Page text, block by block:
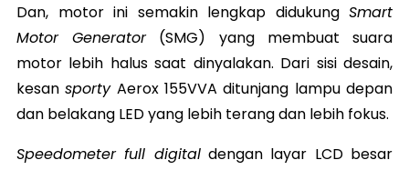
Dan, motor ini semakin lengkap didukung Smart
Motor Generator(SMG) yang membuat suara
motor lebih halus saat dinyalakan. Dari sisi desain,
kesansportyAerox 155VVA ditunjang lampu depan
dan belakang LED yang lebih terang dan lebih fokus.
Speedometer full digitaldengan layar LCD besar